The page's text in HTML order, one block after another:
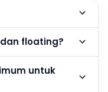
floating?
untuk